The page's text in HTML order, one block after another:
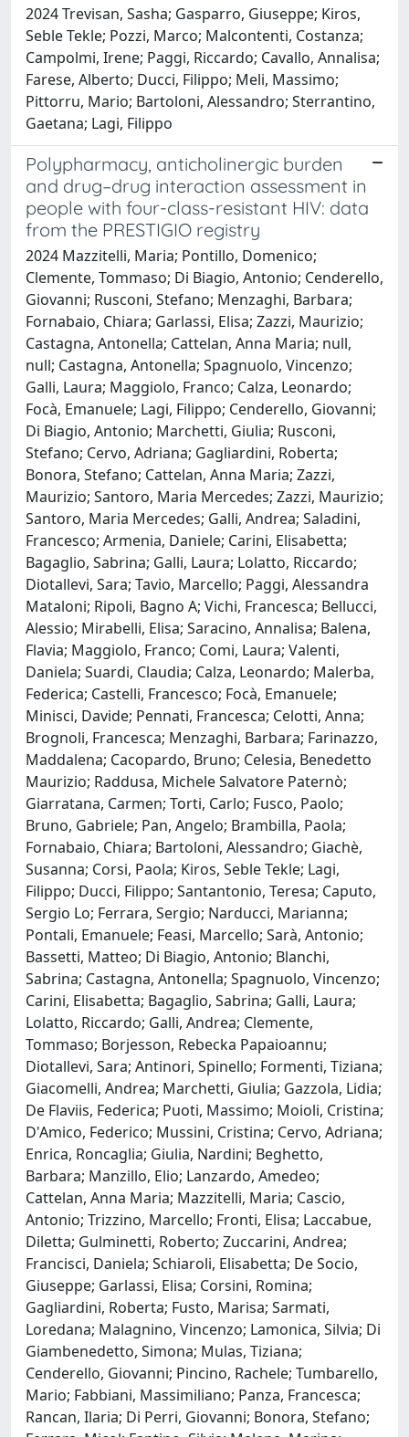
2024 Trevisan, Sasha; Gasparro, Giuseppe; Kiros,
Seble Tekle; Pozzi, Marco; Malcontenti, Costanza;
Campolmi, Irene; Paggi, Riccardo; Cavallo, Annalisa;
Farese, Alberto; Ducci, Filippo; Meli, Massimo;
Pittorru, Mario; Bartoloni, Alessandro; Sterrantino,
Gaetana; Lagi, Filippo
Polypharmacy, anticholinergic burden
and drug–drug interaction assessment in
people with four-class-resistant HIV: data
from the PRESTIGIO registry
2024 Mazzitelli, Maria; Pontillo, Domenico;
Clemente, Tommaso; Di Biagio, Antonio; Cenderello,
Giovanni; Rusconi, Stefano; Menzaghi, Barbara;
Fornabaio, Chiara; Garlassi, Elisa; Zazzi, Maurizio;
Castagna, Antonella; Cattelan, Anna Maria; null,
null; Castagna, Antonella; Spagnuolo, Vincenzo;
Galli, Laura; Maggiolo, Franco; Calza, Leonardo;
Focà, Emanuele; Lagi, Filippo; Cenderello, Giovanni;
Di Biagio, Antonio; Marchetti, Giulia; Rusconi,
Stefano; Cervo, Adriana; Gagliardini, Roberta;
Bonora, Stefano; Cattelan, Anna Maria; Zazzi,
Maurizio; Santoro, Maria Mercedes; Zazzi, Maurizio;
Santoro, Maria Mercedes; Galli, Andrea; Saladini,
Francesco; Armenia, Daniele; Carini, Elisabetta;
Bagaglio, Sabrina; Galli, Laura; Lolatto, Riccardo;
Diotallevi, Sara; Tavio, Marcello; Paggi, Alessandra
Mataloni; Ripoli, Bagno A; Vichi, Francesca; Bellucci,
Alessio; Mirabelli, Elisa; Saracino, Annalisa; Balena,
Flavia; Maggiolo, Franco; Comi, Laura; Valenti,
Daniela; Suardi, Claudia; Calza, Leonardo; Malerba,
Federica; Castelli, Francesco; Focà, Emanuele;
Minisci, Davide; Pennati, Francesca; Celotti, Anna;
Brognoli, Francesca; Menzaghi, Barbara; Farinazzo,
Maddalena; Cacopardo, Bruno; Celesia, Benedetto
Maurizio; Raddusa, Michele Salvatore Paternò;
Giarratana, Carmen; Torti, Carlo; Fusco, Paolo;
Bruno, Gabriele; Pan, Angelo; Brambilla, Paola;
Fornabaio, Chiara; Bartoloni, Alessandro; Giachè,
Susanna; Corsi, Paola; Kiros, Seble Tekle; Lagi,
Filippo; Ducci, Filippo; Santantonio, Teresa; Caputo,
Sergio Lo; Ferrara, Sergio; Narducci, Marianna;
Pontali, Emanuele; Feasi, Marcello; Sarà, Antonio;
Bassetti, Matteo; Di Biagio, Antonio; Blanchi,
Sabrina; Castagna, Antonella; Spagnuolo, Vincenzo;
Carini, Elisabetta; Bagaglio, Sabrina; Galli, Laura;
Lolatto, Riccardo; Galli, Andrea; Clemente,
Tommaso; Borjesson, Rebecka Papaioannu;
Diotallevi, Sara; Antinori, Spinello; Formenti, Tiziana;
Giacomelli, Andrea; Marchetti, Giulia; Gazzola, Lidia;
De Flaviis, Federica; Puoti, Massimo; Moioli, Cristina;
D'Amico, Federico; Mussini, Cristina; Cervo, Adriana;
Enrica, Roncaglia; Giulia, Nardini; Beghetto,
Barbara; Manzillo, Elio; Lanzardo, Amedeo;
Cattelan, Anna Maria; Mazzitelli, Maria; Cascio,
Antonio; Trizzino, Marcello; Fronti, Elisa; Laccabue,
Diletta; Gulminetti, Roberto; Zuccarini, Andrea;
Francisci, Daniela; Schiaroli, Elisabetta; De Socio,
Giuseppe; Garlassi, Elisa; Corsini, Romina;
Gagliardini, Roberta; Fusto, Marisa; Sarmati,
Loredana; Malagnino, Vincenzo; Lamonica, Silvia; Di
Giambenedetto, Simona; Mulas, Tiziana;
Cenderello, Giovanni; Pincino, Rachele; Tumbarello,
Mario; Fabbiani, Massimiliano; Panza, Francesca;
Rancan, Ilaria; Di Perri, Giovanni; Bonora, Stefano;